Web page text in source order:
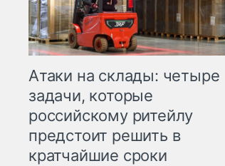
Атаки на склады: четыре
задачи, которые
российскому ритейлу
предстоит решить в
кратчайшие сроки